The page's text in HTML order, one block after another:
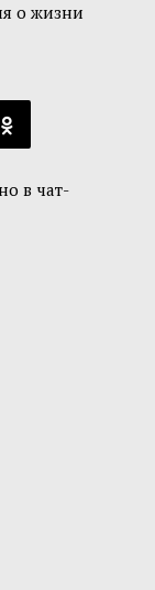
о жизни
в чат-